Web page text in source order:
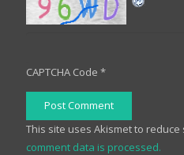
CAPTCHA Code *
Post Comment
This site uses Akismet to reduce
comment data is processed.